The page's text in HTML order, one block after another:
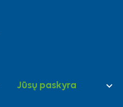
Jūsų paskyra 